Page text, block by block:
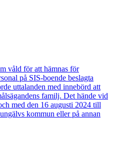
våld för att hämnas för
på SIS-boende beslagta
uttalanden med innebörd att
familj. Det hände vid
med den 16 augusti 2024 till
kommun eller på annan